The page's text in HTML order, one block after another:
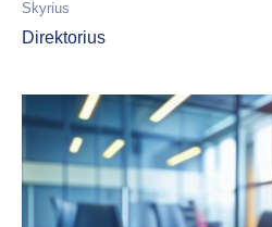
Skyrius
Direktorius